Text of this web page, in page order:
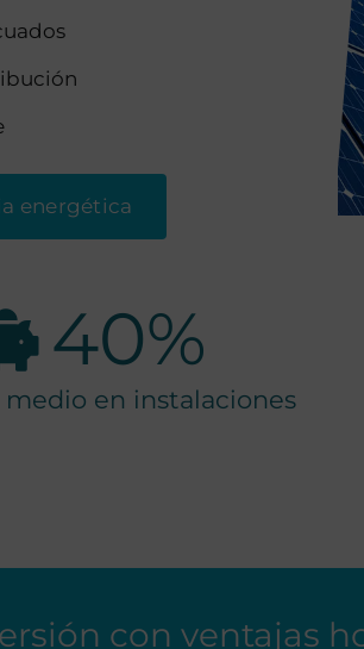
energética
40%
medio en instalaciones
con ventajas